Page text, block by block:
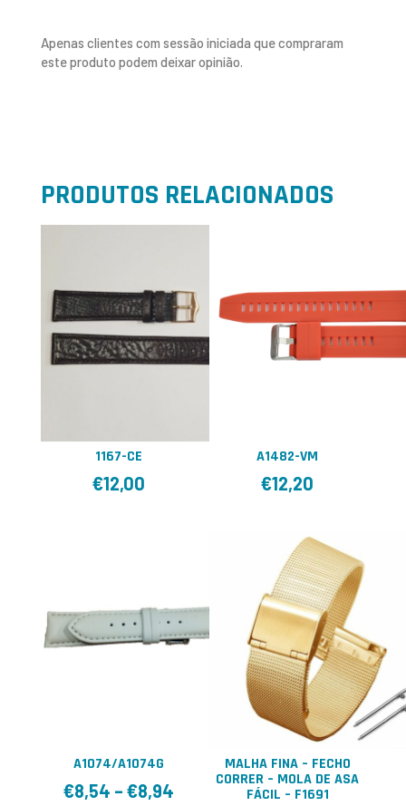
Apenas clientes com sessão iniciada que compraram
este produto podem deixar opinião.
PRODUTOS RELACIONADOS
1167-CE
€12,00
A1482-VM
€12,20
A1074/A1074G
€8,54 – €8,94
MALHA FINA – FECHO
CORRER – MOLA DE ASA
FÁCIL – F1691